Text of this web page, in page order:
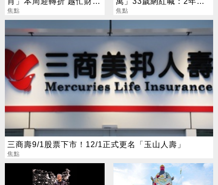
越旺
焦點
要退休
焦點
三商壽9/1股票下市！12/1正式更名「玉山人壽」
焦點